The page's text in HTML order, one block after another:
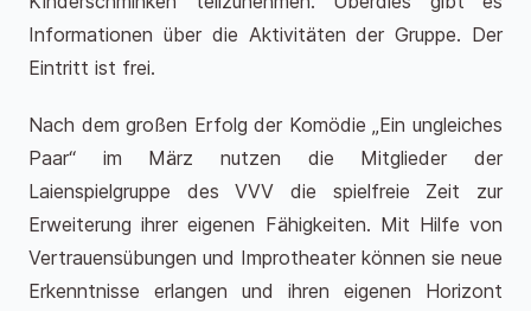
Informationen über die Aktivitäten der Gruppe. Der
Eintritt ist frei.
Nach dem großen Erfolg der Komödie „Ein ungleiches
Paar“ im März nutzen die Mitglieder der
Laienspielgruppe des VVV die spielfreie Zeit zur
Erweiterung ihrer eigenen Fähigkeiten. Mit Hilfe von
Vertrauensübungen und Improtheater können sie neue
Erkenntnisse erlangen und ihren eigenen Horizont